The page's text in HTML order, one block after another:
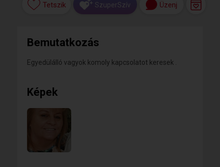
Tetszik SzuperSzív Üzenj
Bemutatkozás
Egyedülálló vagyok komoly kapcsolatot keresek .
Képek